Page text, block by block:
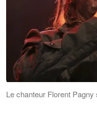
Le chanteur Florent